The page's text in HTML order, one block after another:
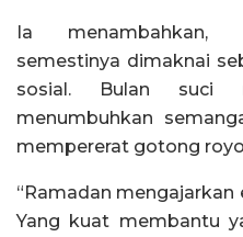
Ia menambahkan,
semestinya dimaknai
sosial. Bulan suci
menumbuhkan
mempererat gotong
“Ramadan
Yang kuat membantu